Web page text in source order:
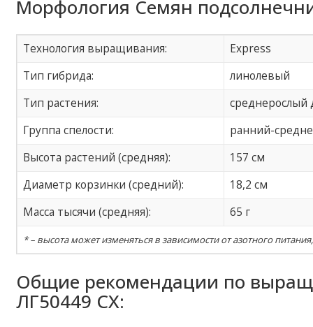
Морфология Семян
Технология выращивания:
Express
Тип гибрида:
линолевый
Тип растения:
среднерослый
Группа спелости:
ранний-
Высота растений (средняя):
157 см
Диаметр корзинки (средний):
18,2 см
Масса тысячи (средняя):
65 г
* – высота может изменяться в зависимости от азотного
Общие рекомендации по
ЛГ50449 СХ: